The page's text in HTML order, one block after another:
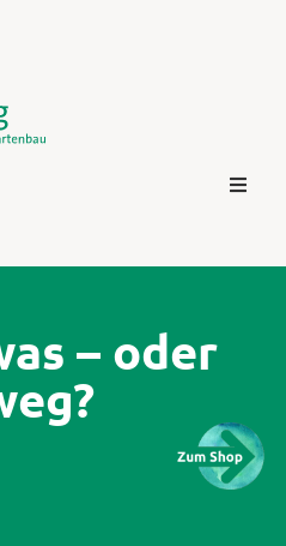
Kontakt
– oder